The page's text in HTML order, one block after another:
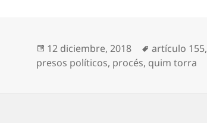
Publicado
el
12 diciembre, 2018 Etiquetas
artículo 155,
presos políticos, procés, quim torra